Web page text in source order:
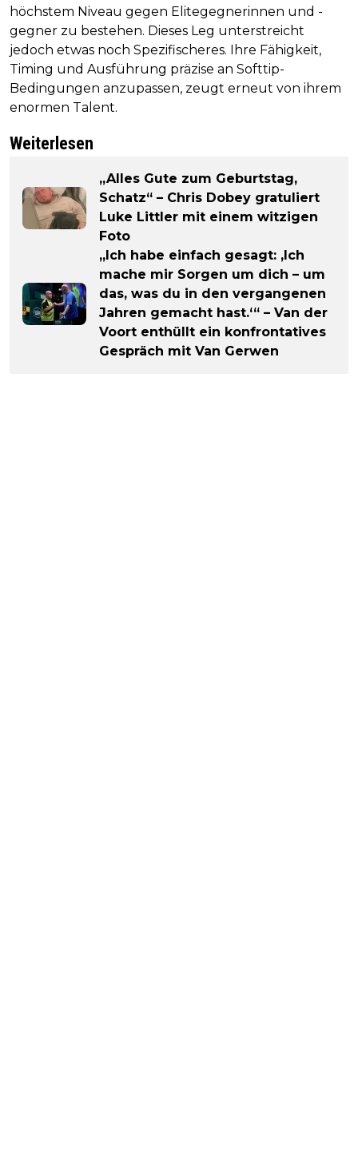
höchstem Niveau gegen Elitegegnerinnen und -
gegner zu bestehen. Dieses Leg unterstreicht
jedoch etwas noch Spezifischeres. Ihre Fähigkeit,
Timing und Ausführung präzise an Softtip-
Bedingungen anzupassen, zeugt erneut von ihrem
enormen Talent.
Weiterlesen
„Alles Gute zum Geburtstag,
Schatz“ – Chris Dobey gratuliert
Luke Littler mit einem witzigen
Foto
„Ich habe einfach gesagt: ‚Ich
mache mir Sorgen um dich – um
das, was du in den vergangenen
Jahren gemacht hast.‘“ – Van der
Voort enthüllt ein konfrontatives
Gespräch mit Van Gerwen